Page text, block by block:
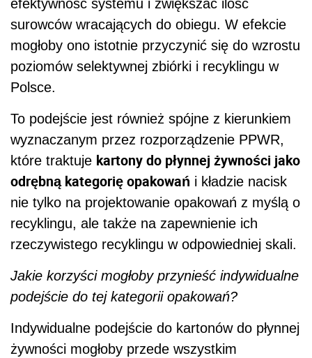
efektywność systemu i zwiększać ilość
surowców wracających do obiegu. W efekcie
mogłoby ono istotnie przyczynić się do wzrostu
poziomów selektywnej zbiórki i recyklingu w
Polsce.
To podejście jest również spójne z kierunkiem
wyznaczanym przez rozporządzenie PPWR,
które traktuje kartony do płynnej żywności jako
odrębną kategorię opakowań i kładzie nacisk
nie tylko na projektowanie opakowań z myślą o
recyklingu, ale także na zapewnienie ich
rzeczywistego recyklingu w odpowiedniej skali.
Jakie korzyści mogłoby przynieść indywidualne
podejście do tej kategorii opakowań?
Indywidualne podejście do kartonów do płynnej
żywności mogłoby przede wszystkim